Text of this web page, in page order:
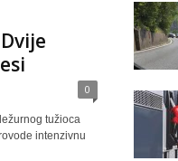
0
tužioca
intenzivnu